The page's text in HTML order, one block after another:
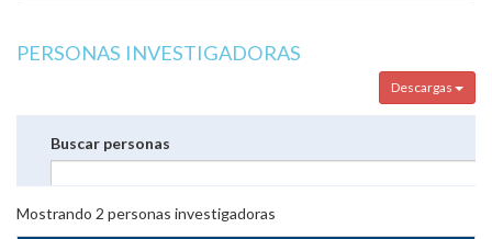
PERSONAS INVESTIGADORAS
Descargas
Buscar personas
Mostrando 2 personas investigadoras